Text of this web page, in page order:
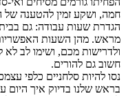
חמה, ושקע זמין להטענה של
הגדרת שעות עבודה: גם
מראש. מהן השעות
ולדרישות מכם, ושימו לב לא
חשוב גם להורים.
נסו להיות סלחניים כלפי
בראש שלנו בדיוק איך היום